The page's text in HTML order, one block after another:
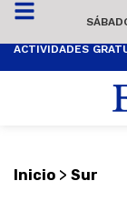
Inicio > Sur